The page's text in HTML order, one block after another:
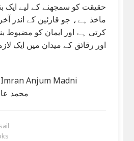
حقیقت کو سمجھنے کے لیے ایک
ماخذ ہے، جو قارئین کے اندر
کرتی ہے اور ایمان کو مضبوط
اور رقائق کے میدان میں ایک
Anjum Madni
محمد